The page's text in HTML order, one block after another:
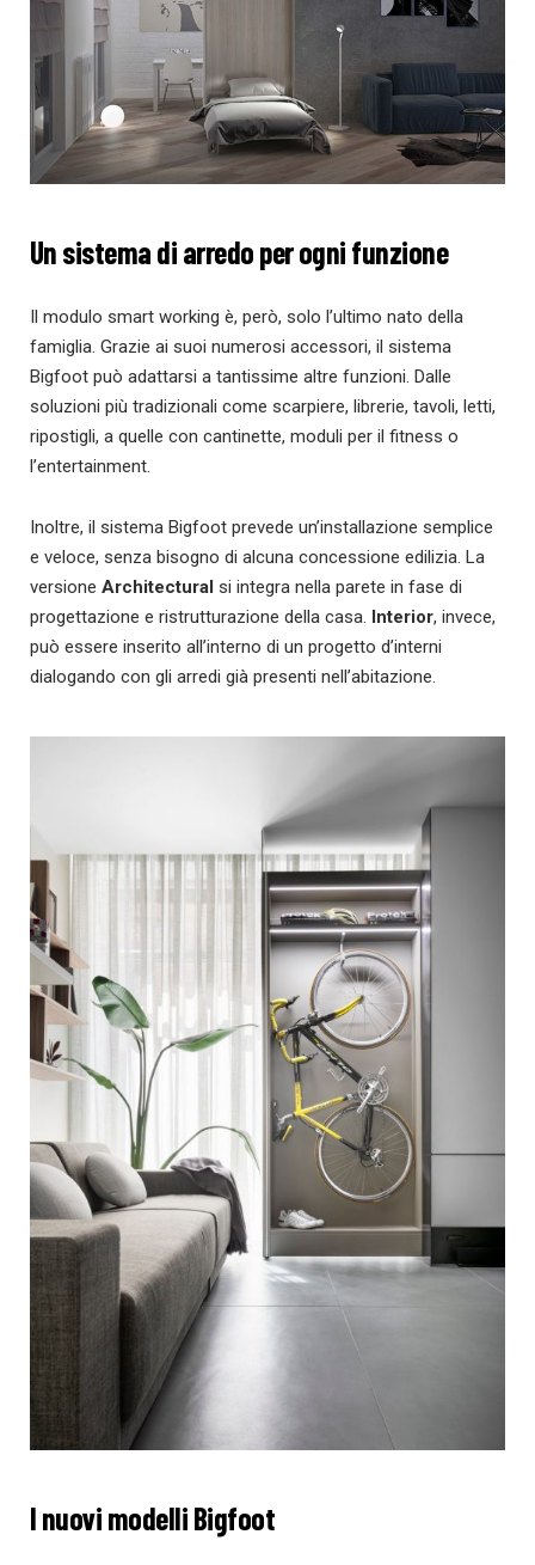
Un sistema di arredo per ogni funzione
Il modulo smart working è, però, solo l’ultimo nato della
famiglia. Grazie ai suoi numerosi accessori, il sistema
Bigfoot può adattarsi a tantissime altre funzioni. Dalle
soluzioni più tradizionali come scarpiere, librerie, tavoli, letti,
ripostigli, a quelle con cantinette, moduli per il fitness o
l’entertainment.
Inoltre, il sistema Bigfoot prevede un’installazione semplice
e veloce, senza bisogno di alcuna concessione edilizia. La
versione Architectural si integra nella parete in fase di
progettazione e ristrutturazione della casa. Interior, invece,
può essere inserito all’interno di un progetto d’interni
dialogando con gli arredi già presenti nell’abitazione.
I nuovi modelli Bigfoot